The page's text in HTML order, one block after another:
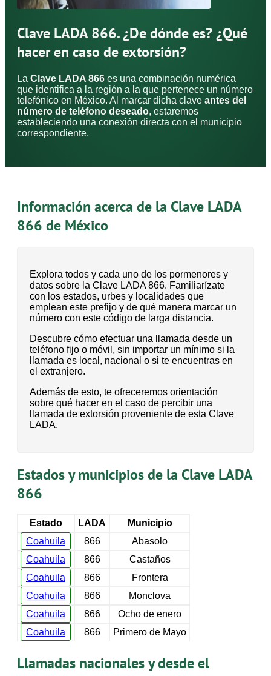
Clave LADA 866. ¿De dónde es? ¿Qué
hacer en caso de extorsión?
La Clave LADA 866 es una combinación numérica
que identifica a la región a la que pertenece un número
telefónico en México. Al marcar dicha clave antes del
número de teléfono deseado, estaremos
estableciendo una conexión directa con el municipio
correspondiente.
Información acerca de la Clave LADA
866 de México
Explora todos y cada uno de los pormenores y
datos sobre la Clave LADA 866. Familiarízate
con los estados, urbes y localidades que
emplean este prefijo y de qué manera marcar un
número con este código de larga distancia.
Descubre cómo efectuar una llamada desde un
teléfono fijo o móvil, sin importar un mínimo si la
llamada es local, nacional o si te encuentras en
el extranjero.
Además de esto, te ofreceremos orientación
sobre qué hacer en el caso de percibir una
llamada de extorsión proveniente de esta Clave
LADA.
Estados y municipios de la Clave LADA
866
Estado LADA
Municipio
Coahuila
866
Abasolo
Coahuila
866
Castaños
Coahuila
866
Frontera
Coahuila
866
Monclova
Coahuila
866
Ocho de enero
Coahuila
866 Primero de Mayo
Llamadas nacionales y desde el